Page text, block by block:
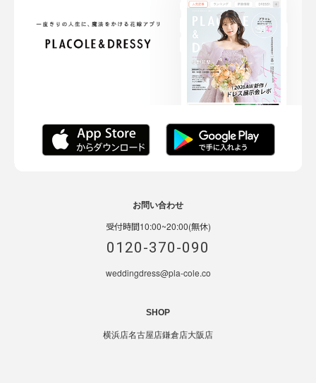
お問い合わせ
受付時間10:00~20:00(無休)
0120-370-090
weddingdress@pla-cole.co
SHOP
横浜店名古屋店鎌倉店大阪店